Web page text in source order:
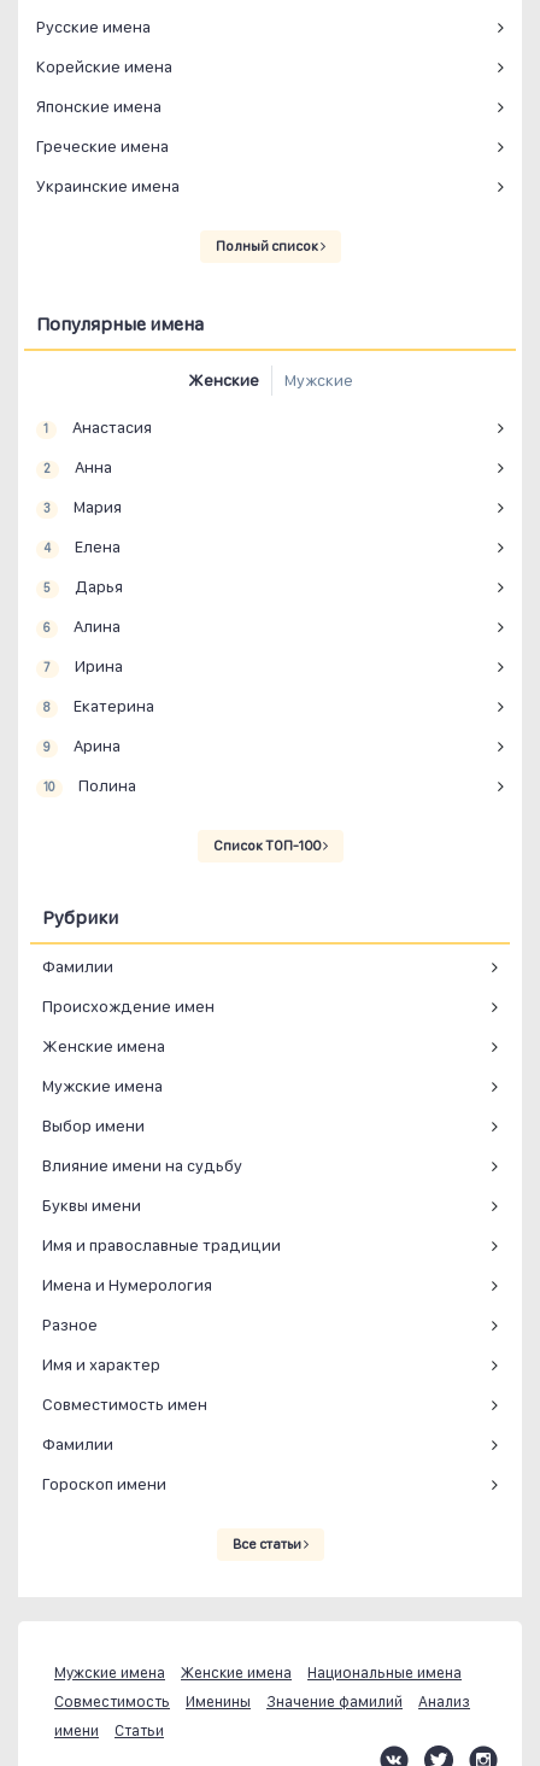
Русские имена
Корейские имена
Японские имена
Греческие имена
Украинские имена
Полный список
Популярные имена
Женские Мужские
1 Анастасия
2 Анна
3 Мария
4 Елена
5 Дарья
6 Алина
7 Ирина
8 Екатерина
9 Арина
10 Полина
Список ТОП-100
Рубрики
Фамилии
Происхождение имен
Женские имена
Мужские имена
Выбор имени
Влияние имени на судьбу
Буквы имени
Имя и православные традиции
Имена и Нумерология
Разное
Имя и характер
Совместимость имен
Фамилии
Гороскоп имени
Все статьи
Мужские имена Женские имена
Национальные имена
Совместимость
Именины Значение фамилий
Анализ
имени
Статьи